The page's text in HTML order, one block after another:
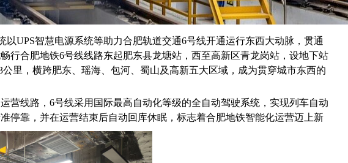
以UPS智慧电源系统等助力合肥轨道交通6号线开通运行东西大动脉，贯通
行合肥地铁6号线线路东起肥东县龙塘站，西至高新区青龙岗站，设地下站
公里，横跨肥东、瑶海、包河、蜀山及高新五大区域，成为贯穿城市东西的
营线路，6号线采用国际最高自动化等级的全自动驾驶系统，实现列车自动
停靠，并在运营结束后自动回库休眠，标志着合肥地铁智能化运营迈上新